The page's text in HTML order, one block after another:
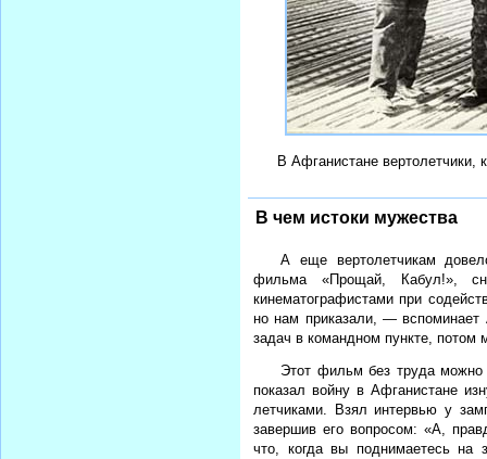
В Афганистане вертолетчики,
В чем истоки мужества
А еще вертолетчикам
фильма «Прощай, Кабул!»,
кинематографистами при
но нам приказали, —
задач в командном пункте,
Этот фильм без труда можно
показал войну в Афганистане
летчиками. Взял интервью у
завершив его вопросом: «А,
что, когда вы поднимаетесь на